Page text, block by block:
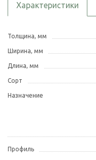
Характеристики
Толщина, мм
Ширина, мм
Длина, мм
Сорт
Назначение
Профиль